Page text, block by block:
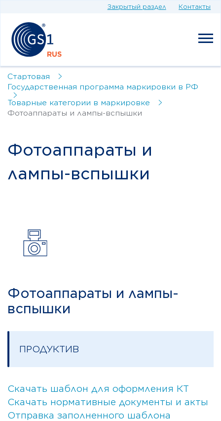
Закрытый раздел Контакты
Стартовая
Государственная программа маркировки в РФ
Товарные категории в маркировке
Фотоаппараты и лампы-вспышки
Фотоаппараты и
лампы-вспышки
Фотоаппараты и лампы-
вспышки
ПРОДУКТИВ
Скачать шаблон для оформления КТ
Скачать нормативные документы и акты
Отправка заполненного шаблона